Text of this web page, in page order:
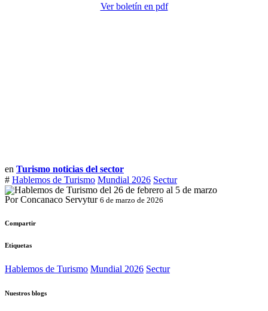
Ver boletín en pdf
en Turismo noticias del sector
# Hablemos de Turismo Mundial 2026 Sectur
Por Concanaco Servytur 6 de marzo de 2026
Compartir
Etiquetas
Hablemos de Turismo Mundial 2026 Sectur
Nuestros blogs